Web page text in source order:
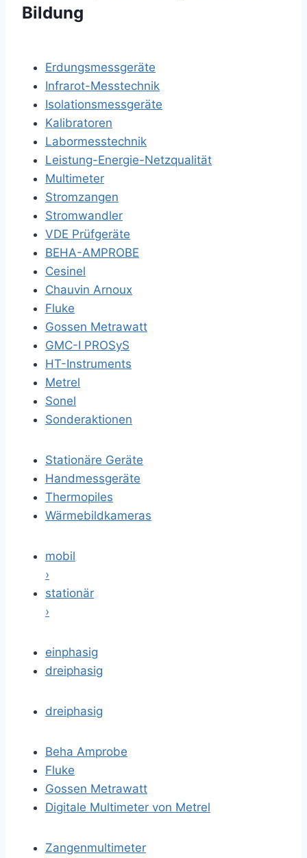
Bildung
Erdungsmessgeräte
Infrarot-Messtechnik
Isolationsmessgeräte
Kalibratoren
Labormesstechnik
Leistung-Energie-Netzqualität
Multimeter
Stromzangen
Stromwandler
VDE Prüfgeräte
BEHA-AMPROBE
Cesinel
Chauvin Arnoux
Fluke
Gossen Metrawatt
GMC-I PROSyS
HT-Instruments
Metrel
Sonel
Sonderaktionen
Stationäre Geräte
Handmessgeräte
Thermopiles
Wärmebildkameras
mobil
›
stationär
›
einphasig
dreiphasig
dreiphasig
Beha Amprobe
Fluke
Gossen Metrawatt
Digitale Multimeter von Metrel
Zangenmultimeter